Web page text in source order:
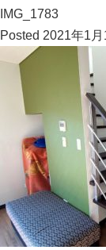
IMG_1783
Posted 2021年1月